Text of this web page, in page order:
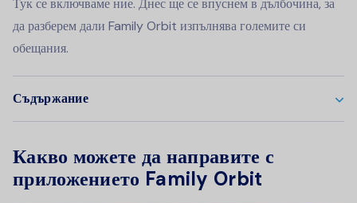
да разберем дали Family Orbit изпълнява големите си
обещания.
Съдържание
Какво можете да направите с
приложението Family Orbit